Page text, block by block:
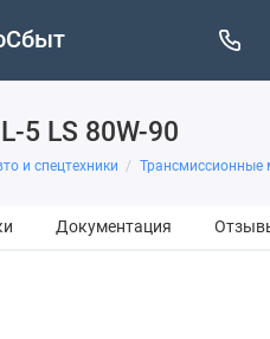
5 LS 80W-90
и спецтехники Трансмиссионные
Документация